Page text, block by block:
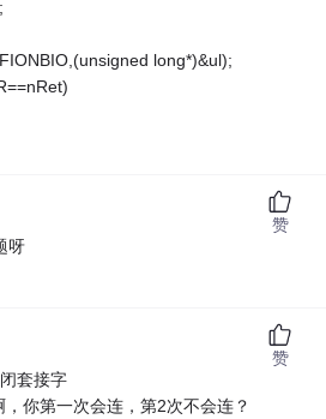
long*)&ul);
呀
赞
套接字
你第一次会连，第2次不会连？
赞